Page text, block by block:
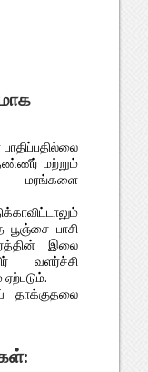
மற்றும்
மரங்களை
பாசி
இலை
வளர்ச்சி
தாக்குதலை